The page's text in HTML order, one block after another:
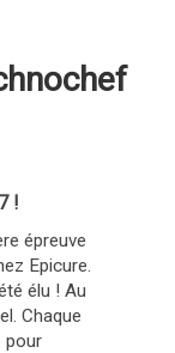
!
épreuve
Epicure
élu ! Au
Chaque
pour